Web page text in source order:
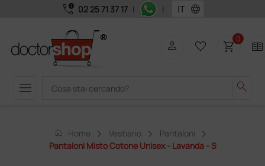
call_quality 02 25 71 37 17 | | language
menu search
person favorite_border shopping_cart0 two_pager
home Home Vestiario
Pantaloni
Pantaloni Misto Cotone Unisex - Lavanda - S